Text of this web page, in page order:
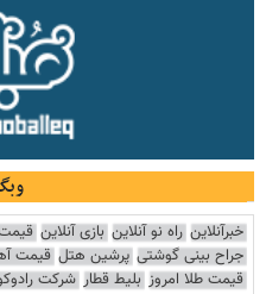
خبرآنلاین راه نو آنلاین بازی آنلاین
جراح بینی گوشتی پرشین هتل قیمت
قیمت طلا امروز بلیط قطار شرکت